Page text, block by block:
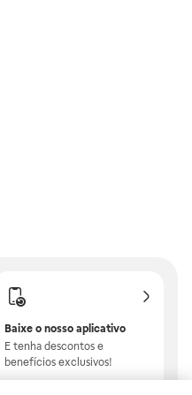
Baixe o nosso aplicativo
E tenha descontos e
benefícios exclusivos!